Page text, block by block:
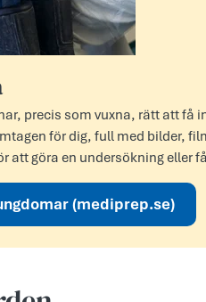
precis som vuxna, rätt att
för dig, full med bilder,
att göra en undersökning eller
(mediprep.se)